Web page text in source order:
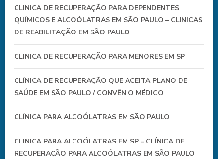
CLINICA DE RECUPERAÇÃO PARA DEPENDENTES
QUÍMICOS E ALCOÓLATRAS EM SÃO PAULO – CLINICAS
DE REABILITAÇÃO EM SÃO PAULO
CLINICA DE RECUPERAÇÃO PARA MENORES EM SP
CLÍNICA DE RECUPERAÇÃO QUE ACEITA PLANO DE
SAÚDE EM SÃO PAULO / CONVÊNIO MÉDICO
CLÍNICA PARA ALCOÓLATRAS EM SÃO PAULO
CLINICA PARA ALCOÓLATRAS EM SP – CLÍNICA DE
RECUPERAÇÃO PARA ALCOÓLATRAS EM SÃO PAULO